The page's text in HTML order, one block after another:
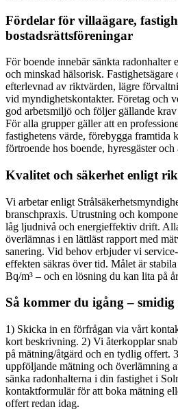
Fördelar för villaägare,
bostadsrättsföreningar
För boende innebär sänkta radonhalter
och minskad hälsorisk.
efterlevnad av riktvärden, lägre
vid myndighetskontakter. Företag och
god arbetsmiljö och följer gällande
För alla grupper gäller att en
fastighetens värde, förebygga framtida
förtroende hos boende, hyresgäster och
Kvalitet och säkerhet enligt
Vi arbetar enligt
branschpraxis. Utrustning och
låg ljudnivå och energieffektiv drift.
överlämnas i en lättläst rapport med
sanering. Vid behov erbjuder vi
effekten säkras över tid. Målet är
Bq/m³ – och en lösning du kan lita på
Så kommer du igång – smidig
1) Skicka in en förfrågan via vårt
kort beskrivning. 2) Vi återkopplar
på mätning/åtgärd och en tydlig offert.
uppföljande mätning och överlämning
sänka radonhalterna i din fastighet i
kontaktformulär för att boka mätning
offert redan idag.